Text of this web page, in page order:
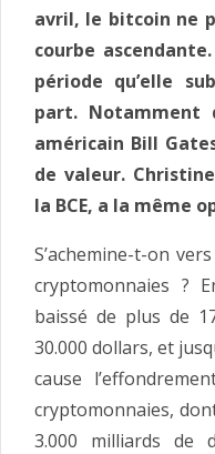
avril, le bitcoin ne
courbe
période qu’elle
part.
américain Bill
de valeur.
la BCE, a la même
S’achemine-t-on
cryptomonnaies ?
baissé de plus de
30.000 dollars, et
cause
cryptomonnaies,
3.000 milliards de